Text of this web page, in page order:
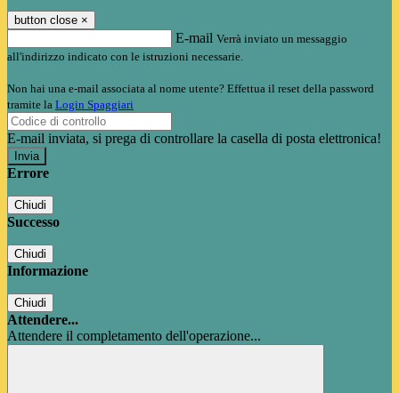
button close ×
E-mail Verrà inviato un messaggio
all'indirizzo indicato con le istruzioni necessarie.
Non hai una e-mail associata al nome utente? Effettua il reset della password
tramite la Login Spaggiari
E-mail inviata, si prega di controllare la casella di posta elettronica!
Errore
Chiudi
Successo
Chiudi
Informazione
Chiudi
Attendere...
Attendere il completamento dell'operazione...